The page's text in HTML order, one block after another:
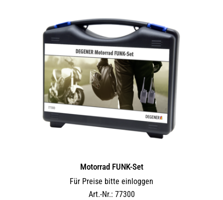
Motorrad FUNK-Set
Für Preise bitte einloggen
Art.-Nr.: 77300